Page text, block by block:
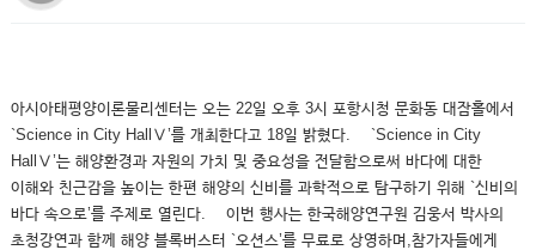
아시아태평양이론물리센터는 오는 22일 오후 3시 포항시청 문화동 대잠홀에서
`Science in City HallⅤ’를 개최한다고 18일 밝혔다. `Science in City
HallⅤ’는 해양환경과 자원의 가치 및 중요성을 전달함으로써 바다에 대한
이해와 친근감을 높이는 한편 해양의 신비를 과학적으로 탐구하기 위해 `신비의
바다 속으로’를 주제로 열린다. 이번 행사는 한국해양연구원 김웅서 박사의
초청강연과 함께 해양 블록버스터 `오션스’를 무료로 상영하며,참가자들에게